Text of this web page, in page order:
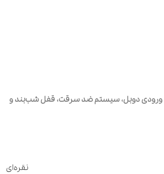
ورودی دوبل، سیستم ضد سرقت، قفل شب‌بند و
نقره‌ای